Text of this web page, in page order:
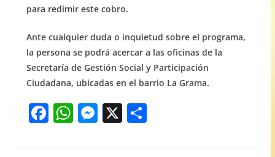
para redimir este cobro.
Ante cualquier duda o inquietud sobre el programa,
la persona se podrá acercar a las oficinas de la
Secretaría de Gestión Social y Participación
Ciudadana, ubicadas en el barrio La Grama.
F W M X S